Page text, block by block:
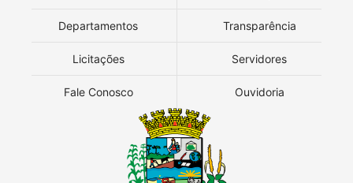
Departamentos Transparência
Licitações Servidores
Fale Conosco Ouvidoria